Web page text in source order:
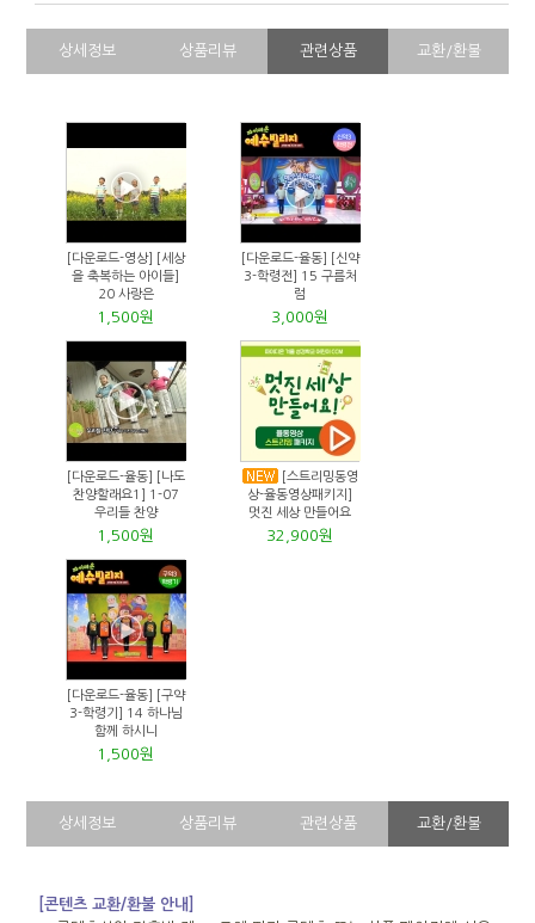
상세정보 상품리뷰 관련상품 교환/환불
[다운로드-영상] [세상
을 축복하는 아이들]
20 사랑은
1,500원
[다운로드-율동] [신약
3-학령전] 15 구름처
럼
3,000원
[다운로드-율동] [나도
찬양할래요1] 1-07
우리들 찬양
1,500원
[스트리밍동영
상-율동영상패키지]
멋진 세상 만들어요
32,900원
[다운로드-율동] [구약
3-학령기] 14 하나님
함께 하시니
1,500원
상세정보 상품리뷰 관련상품 교환/환불
[콘텐츠 교환/환불 안내]